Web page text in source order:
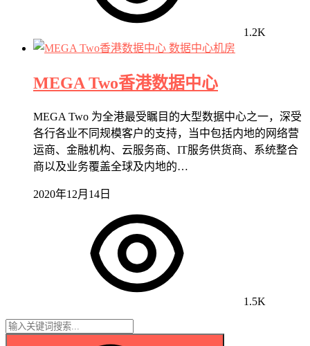
1.2K
数据中心机房
MEGA Two香港数据中心
MEGA Two 为全港最受瞩目的大型数据中心之一，深受
各行各业不同规模客户的支持，当中包括内地的网络营
运商、金融机构、云服务商、IT服务供货商、系统整合
商以及业务覆盖全球及内地的…
2020年12月14日
1.5K